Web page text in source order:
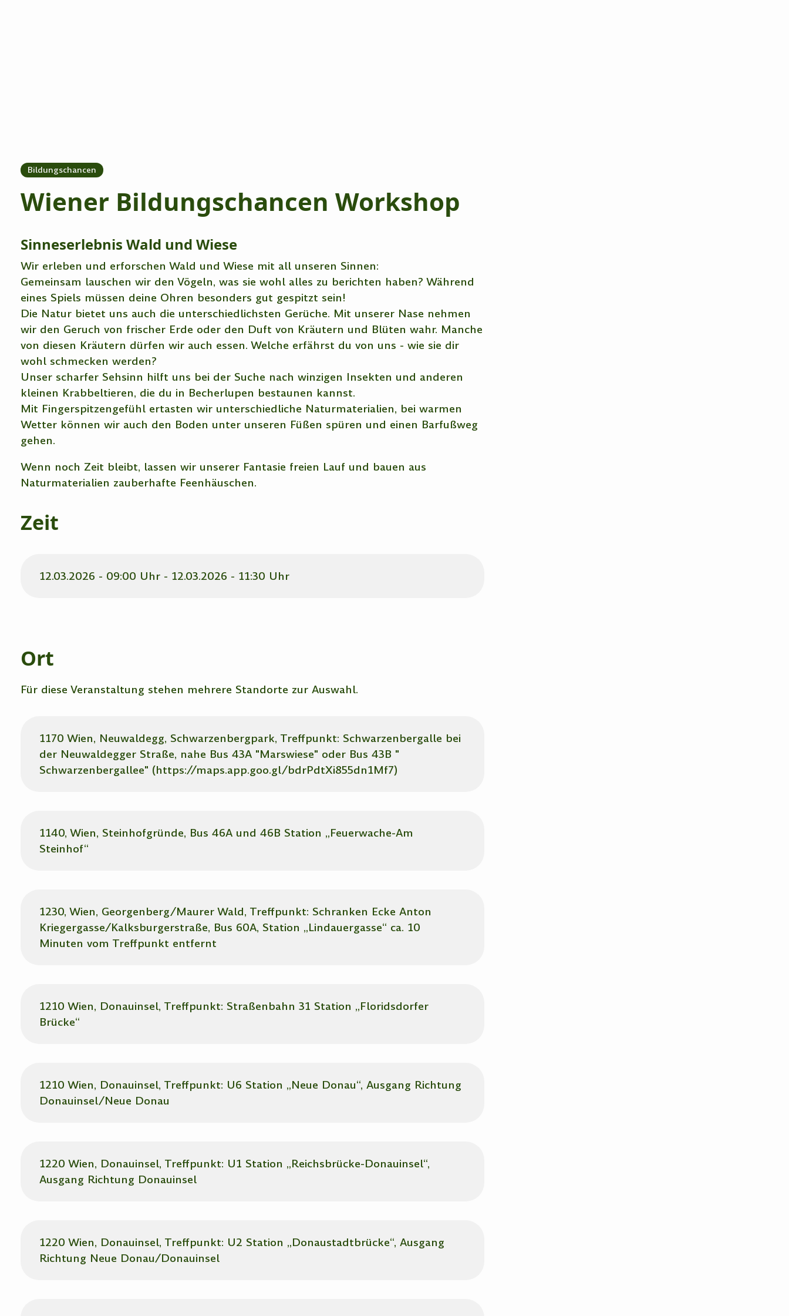
Bildungschancen
Wiener Bildungschancen Workshop
Sinneserlebnis Wald und Wiese
Wir erleben und erforschen Wald und Wiese mit all unseren Sinnen:
Gemeinsam lauschen wir den Vögeln, was sie wohl alles zu berichten haben? Während
eines Spiels müssen deine Ohren besonders gut gespitzt sein!
Die Natur bietet uns auch die unterschiedlichsten Gerüche. Mit unserer Nase nehmen
wir den Geruch von frischer Erde oder den Duft von Kräutern und Blüten wahr. Manche
von diesen Kräutern dürfen wir auch essen. Welche erfährst du von uns - wie sie dir
wohl schmecken werden?
Unser scharfer Sehsinn hilft uns bei der Suche nach winzigen Insekten und anderen
kleinen Krabbeltieren, die du in Becherlupen bestaunen kannst.
Mit Fingerspitzengefühl ertasten wir unterschiedliche Naturmaterialien, bei warmen
Wetter können wir auch den Boden unter unseren Füßen spüren und einen Barfußweg
gehen.
Wenn noch Zeit bleibt, lassen wir unserer Fantasie freien Lauf und bauen aus
Naturmaterialien zauberhafte Feenhäuschen.
Zeit
12.03.2026 - 09:00 Uhr - 12.03.2026 - 11:30 Uhr
Ort
Für diese Veranstaltung stehen mehrere Standorte zur Auswahl.
1170 Wien, Neuwaldegg, Schwarzenbergpark, Treffpunkt: Schwarzenbergalle bei
der Neuwaldegger Straße, nahe Bus 43A "Marswiese" oder Bus 43B "
Schwarzenbergallee" (https://maps.app.goo.gl/bdrPdtXi855dn1Mf7)
1140, Wien, Steinhofgründe, Bus 46A und 46B Station „Feuerwache-Am
Steinhof“
1230, Wien, Georgenberg/Maurer Wald, Treffpunkt: Schranken Ecke Anton
Kriegergasse/Kalksburgerstraße, Bus 60A, Station „Lindauergasse“ ca. 10
Minuten vom Treffpunkt entfernt
1210 Wien, Donauinsel, Treffpunkt: Straßenbahn 31 Station „Floridsdorfer
Brücke“
1210 Wien, Donauinsel, Treffpunkt: U6 Station „Neue Donau“, Ausgang Richtung
Donauinsel/Neue Donau
1220 Wien, Donauinsel, Treffpunkt: U1 Station „Reichsbrücke-Donauinsel“,
Ausgang Richtung Donauinsel
1220 Wien, Donauinsel, Treffpunkt: U2 Station „Donaustadtbrücke“, Ausgang
Richtung Neue Donau/Donauinsel